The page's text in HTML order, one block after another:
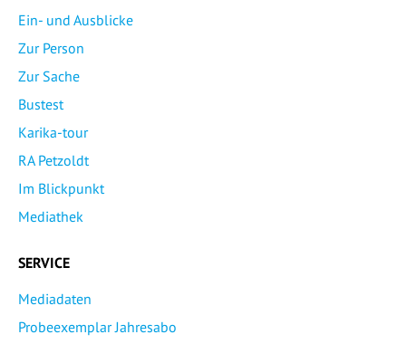
Ein- und Ausblicke
Zur Person
Zur Sache
Bustest
Karika-tour
RA Petzoldt
Im Blickpunkt
Mediathek
SERVICE
Mediadaten
Probeexemplar Jahresabo